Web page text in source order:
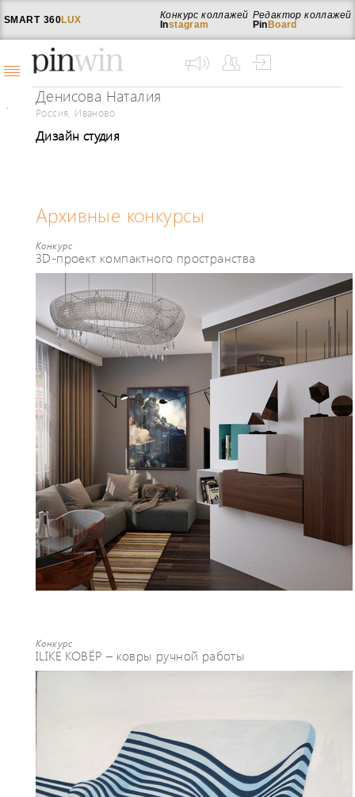
SMART 360LUX
Редактор коллажей
Pin Board
Конкурс коллажей
Instagram
Денисова Наталия
Россия, Иваново
Дизайн студия
Архивные конкурсы
Конкурс
3D-проект компактного пространства
Конкурс
ILIKE КОВЁР – ковры ручной работы